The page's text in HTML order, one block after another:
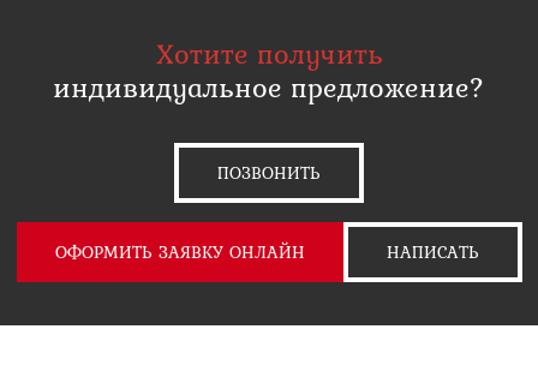
Хотите получить
индивидуальное предложение?
ПОЗВОНИТЬ
ОФОРМИТЬ ЗАЯВКУ ОНЛАЙН НАПИСАТЬ